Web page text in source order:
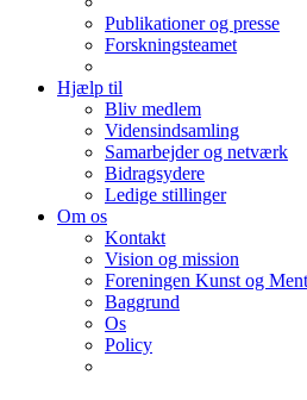
Publikationer og presse
Forskningsteamet
Hjælp til
Bliv medlem
Vidensindsamling
Samarbejder og netværk
Bidragsydere
Ledige stillinger
Om os
Kontakt
Vision og mission
Foreningen Kunst og
Baggrund
Os
Policy